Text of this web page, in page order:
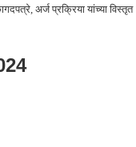
अर्ज प्रक्रिया यांच्या विस्तृत